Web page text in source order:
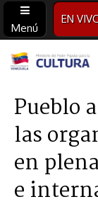
Menú
EN
Alba
96.3
FM
Pueblo
las
en
e